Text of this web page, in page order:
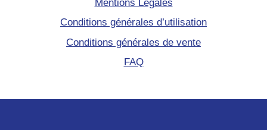
Mentions Légales
Conditions générales d’utilisation
Conditions générales de vente
FAQ